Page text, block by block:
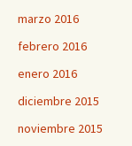
marzo 2016
febrero 2016
enero 2016
diciembre 2015
noviembre 2015